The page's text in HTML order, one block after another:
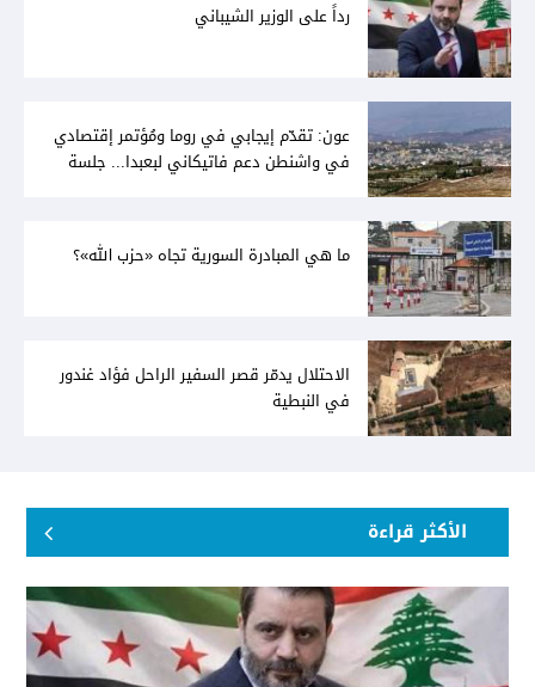
رداً على الوزير الشيباني
عون: تقدّم إيجابي في روما ومُؤتمر إقتصادي
في واشنطن دعم فاتيكاني لبعبدا... جلسة
ما هي المبادرة السورية تجاه «حزب الله»؟
الاحتلال يدمّر قصر السفير الراحل فؤاد غندور
في النبطية
الأكثر قراءة